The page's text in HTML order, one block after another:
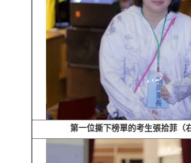
第一位撕下榜單的考生張拾菲（